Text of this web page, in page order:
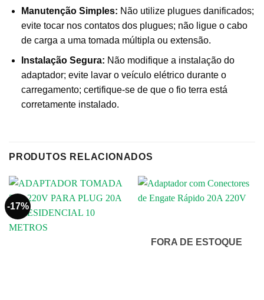
Manutenção Simples: Não utilize plugues danificados;
evite tocar nos contatos dos plugues; não ligue o cabo
de carga a uma tomada múltipla ou extensão.
Instalação Segura: Não modifique a instalação do
adaptador; evite lavar o veículo elétrico durante o
carregamento; certifique-se de que o fio terra está
corretamente instalado.
PRODUTOS RELACIONADOS
-17%
FORA DE ESTOQUE